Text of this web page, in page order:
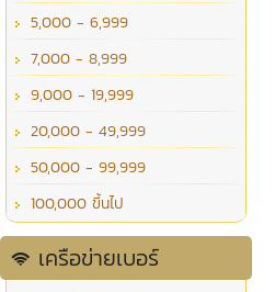
5,000 - 6,999
7,000 - 8,999
9,000 - 19,999
20,000 - 49,999
50,000 - 99,999
100,000 ขึ้นไป
เครือข่ายเบอร์